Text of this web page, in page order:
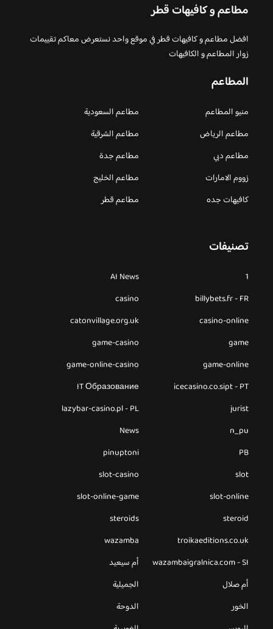
مطاعم و كافيهات قطر
افضل مطاعم و كافيهات قطر في موقع واحد نستعرض معاكم تقييمات
زوار المطاعم و الكافيهات
المطاعم
منيو المطاعم
مطاعم السعودية
مطاعم الرياض
مطاعم الشرقية
مطاعم دبي
مطاعم جدة
زووم الامارات
مطاعم الخليج
كافيهات جده
مطاعم قطر
تصنيفات
1
AI News
billybets.fr - FR
casino
casino-online
catonvillage.org.uk
game
game-casino
game-online
game-online-casino
icecasino.co.sipt - PT
IT Образование
jurist
lazybar-casino.pl - PL
n_pu
News
PB
pinuptoni
slot
slot-casino
slot-online
slot-online-game
steroid
steroids
troikaeditions.co.uk
wazamba
wazambaigralnica.com - SI
أم سيعيد
أم صلال
الجميلية
الخور
الدوحة